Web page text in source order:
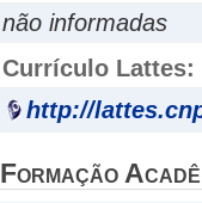
não informadas
Currículo Lattes:
http://
Formação